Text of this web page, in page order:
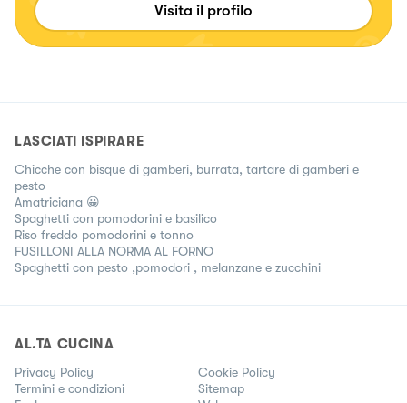
Visita il profilo
LASCIATI ISPIRARE
Chicche con bisque di gamberi, burrata, tartare di gamberi e
pesto
Amatriciana 😀
Spaghetti con pomodorini e basilico
Riso freddo pomodorini e tonno
FUSILLONI ALLA NORMA AL FORNO
Spaghetti con pesto ,pomodori , melanzane e zucchini
AL.TA CUCINA
Privacy Policy
Cookie Policy
Termini e condizioni
Sitemap